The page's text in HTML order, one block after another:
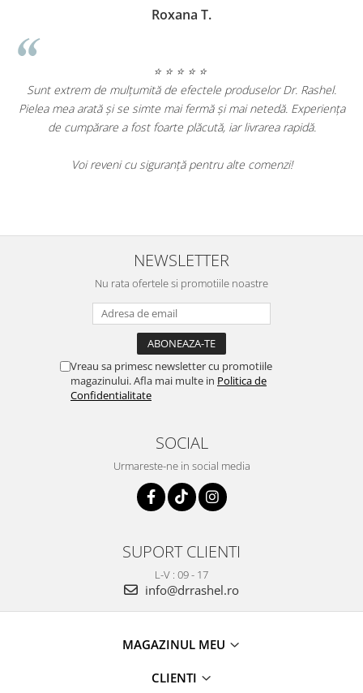
Roxana T.
⭐ ⭐ ⭐ ⭐ ⭐
Sunt extrem de mulțumită de efectele produselor Dr. Rashel.
Pielea mea arată și se simte mai fermă și mai netedă. Experiența
de cumpărare a fost foarte plăcută, iar livrarea rapidă.
Voi reveni cu siguranță pentru alte comenzi!
NEWSLETTER
Nu rata ofertele si promotiile noastre
Vreau sa primesc newsletter cu promotiile
magazinului. Afla mai multe in Politica de
Confidentialitate
SOCIAL
Urmareste-ne in social media
SUPORT CLIENTI
L-V : 09 - 17
info@drrashel.ro
MAGAZINUL MEU
CLIENTI